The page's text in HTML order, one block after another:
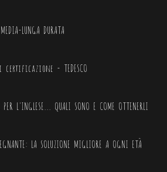
LUNGA DURATA
- TEDESCO
L'INGLESE... QUALI SONO E COME OTTENERLI
LA SOLUZIONE MIGLIORE A OGNI ETÀ